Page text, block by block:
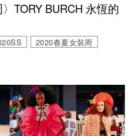
TORY BURCH 永恆的
2020春夏女裝周